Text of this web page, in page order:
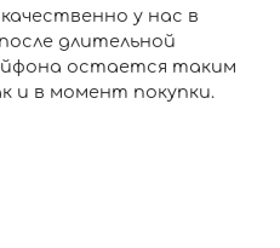
у нас в
длительной
остается таким
и в момент покупки.